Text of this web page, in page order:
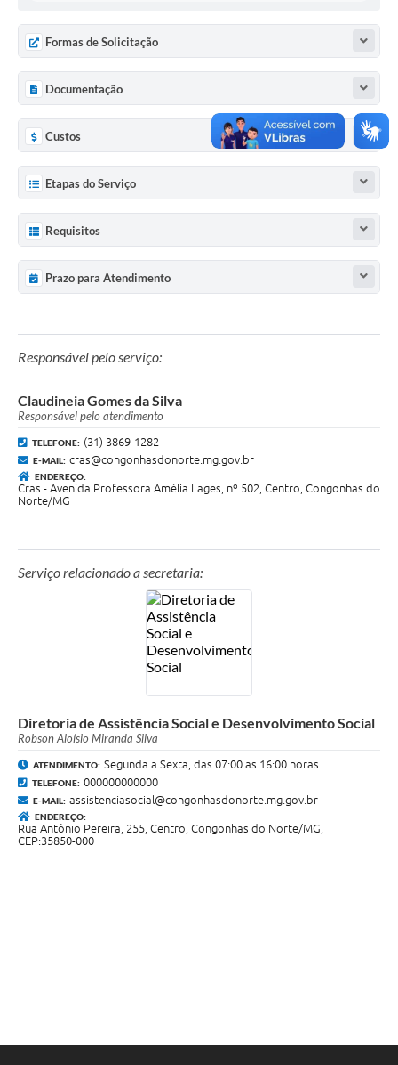
Formas de Solicitação
Documentação
Custos
Etapas do Serviço
Requisitos
Prazo para Atendimento
Responsável pelo serviço:
Claudineia Gomes da Silva
Responsável pelo atendimento
TELEFONE: (31) 3869-1282
E-MAIL: cras@congonhasdonorte.mg.gov.br
ENDEREÇO:
Cras - Avenida Professora Amélia Lages, nº 502, Centro, Congonhas do
Norte/MG
Serviço relacionado a secretaria:
Diretoria de Assistência Social e Desenvolvimento Social
Robson Aloísio Miranda Silva
ATENDIMENTO: Segunda a Sexta, das 07:00 as 16:00 horas
TELEFONE: 000000000000
E-MAIL: assistenciasocial@congonhasdonorte.mg.gov.br
ENDEREÇO:
Rua Antônio Pereira, 255, Centro, Congonhas do Norte/MG,
CEP:35850-000